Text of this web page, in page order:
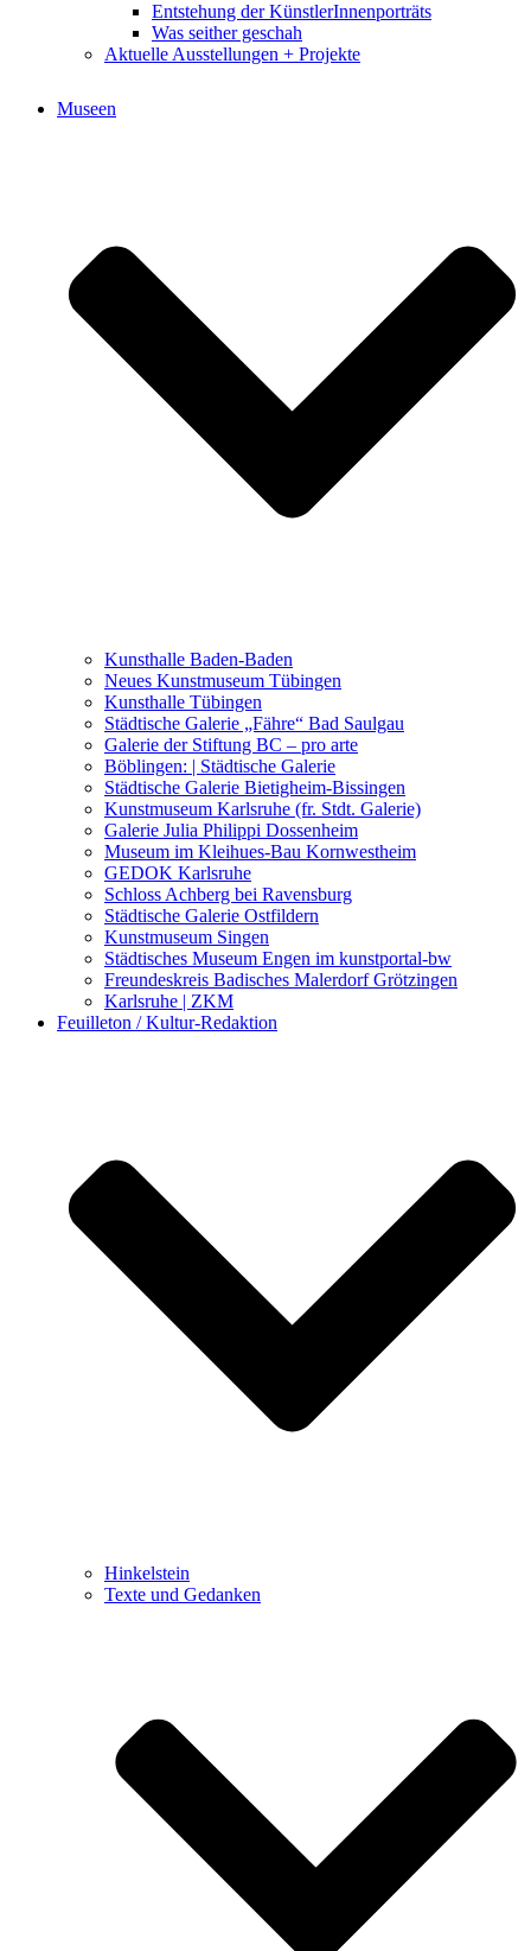
Entstehung der KünstlerInnenporträts
Was seither geschah
Aktuelle Ausstellungen + Projekte
Was seither geschah
Kunstwettbewerbe, Ausschreibungen für Künstler
Museen
Kunsthalle Baden-Baden
Neues Kunstmuseum Tübingen
Kunsthalle Tübingen
Städtische Galerie „Fähre“ Bad Saulgau
Galerie der Stiftung BC – pro arte
Böblingen: | Städtische Galerie
Städtische Galerie Bietigheim-Bissingen
Kunstmuseum Karlsruhe (fr. Stdt. Galerie)
Galerie Julia Philippi Dossenheim
Museum im Kleihues-Bau Kornwestheim
GEDOK Karlsruhe
Schloss Achberg bei Ravensburg
Städtische Galerie Ostfildern
Kunstmuseum Singen
Städtisches Museum Engen im kunstportal-bw
Freundeskreis Badisches Malerdorf Grötzingen
Karlsruhe | ZKM
Feuilleton / Kultur-Redaktion
Hinkelstein
Texte und Gedanken